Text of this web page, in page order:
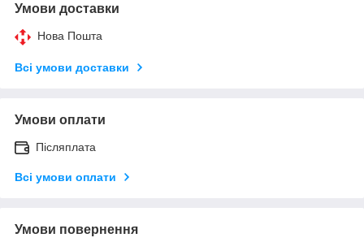
Умови доставки
Нова Пошта
Всі умови доставки
Умови оплати
Післяплата
Всі умови оплати
Умови повернення